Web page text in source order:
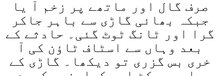
صرف گال اور ماتھے پر زخم آ یا
جبکہ بھائی گاڑی سے باہر جاکر
گرا اور ٹانگ ٹوٹ گئی۔ حادثے کے
بعد وہاں سے اسٹاف ٹاؤن کی آ
خری بس گزری تو دیکھا۔ گاڑی کے